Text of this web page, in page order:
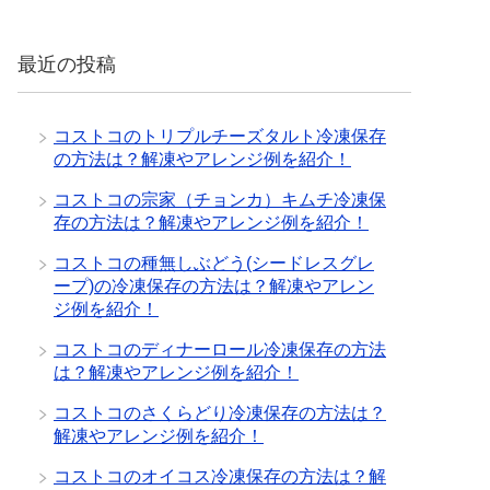
最近の投稿
コストコのトリプルチーズタルト冷凍保存
の方法は？解凍やアレンジ例を紹介！
コストコの宗家（チョンカ）キムチ冷凍保
存の方法は？解凍やアレンジ例を紹介！
コストコの種無しぶどう(シードレスグレ
ープ)の冷凍保存の方法は？解凍やアレン
ジ例を紹介！
コストコのディナーロール冷凍保存の方法
は？解凍やアレンジ例を紹介！
コストコのさくらどり冷凍保存の方法は？
解凍やアレンジ例を紹介！
コストコのオイコス冷凍保存の方法は？解